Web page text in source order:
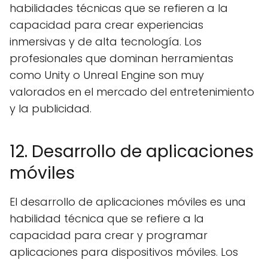
habilidades técnicas que se refieren a la
capacidad para crear experiencias
inmersivas y de alta tecnología. Los
profesionales que dominan herramientas
como Unity o Unreal Engine son muy
valorados en el mercado del entretenimiento
y la publicidad.
12. Desarrollo de aplicaciones
móviles
El desarrollo de aplicaciones móviles es una
habilidad técnica que se refiere a la
capacidad para crear y programar
aplicaciones para dispositivos móviles. Los